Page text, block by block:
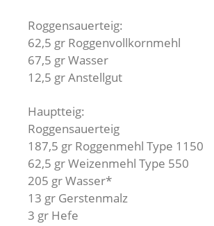
Roggensauerteig:
62,5 gr Roggenvollkornmehl
67,5 gr Wasser
12,5 gr Anstellgut
Hauptteig:
Roggensauerteig
187,5 gr Roggenmehl Type 1150
62,5 gr Weizenmehl Type 550
205 gr Wasser*
13 gr Gerstenmalz
3 gr Hefe